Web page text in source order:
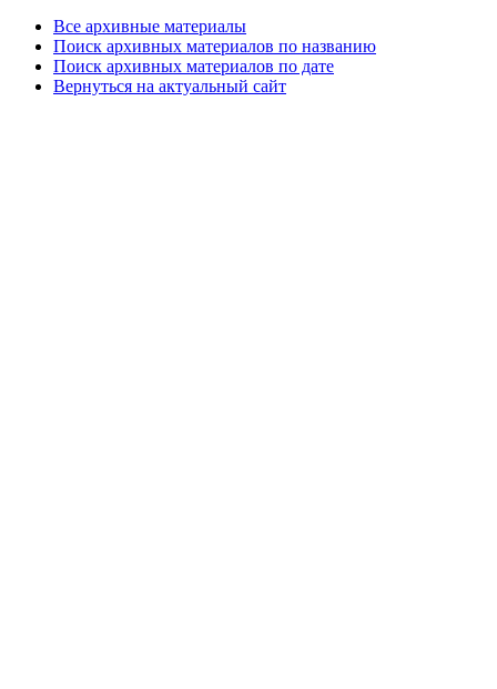
Все архивные материалы
Поиск архивных материалов по названию
Поиск архивных материалов по дате
Вернуться на актуальный сайт